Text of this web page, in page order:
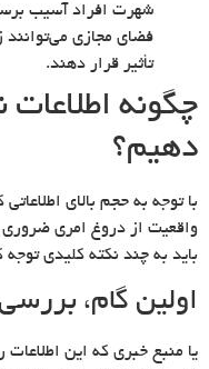
شهرت افراد آسیب
فضای مجازی
تأثیر قرار دهند.
چگونه
دهیم؟
با توجه به حجم بالای
واقعیت از دروغ امری
باید به چند نکته کلیدی توجه
اولین گام،
یا منبع خبری که این اطلاعات